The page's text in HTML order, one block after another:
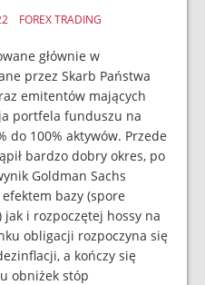
FOREX TRADING
głównie w
przez Skarb Państwa
emitentów mających
portfela funduszu na
do 100% aktywów. Przede
bardzo dobry okres, po
Goldman Sachs
bazy (spore
i rozpoczętej hossy na
obligacji rozpoczyna się
a kończy się
obniżek stóp